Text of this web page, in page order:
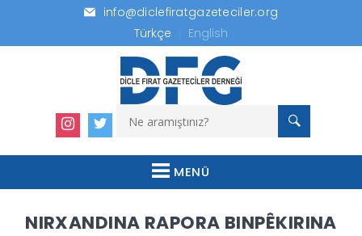
info@diclefiratgazeteciler.org
Türkçe
English
MENÜ
NIRXANDINA RAPORA BINPÊKIRINA